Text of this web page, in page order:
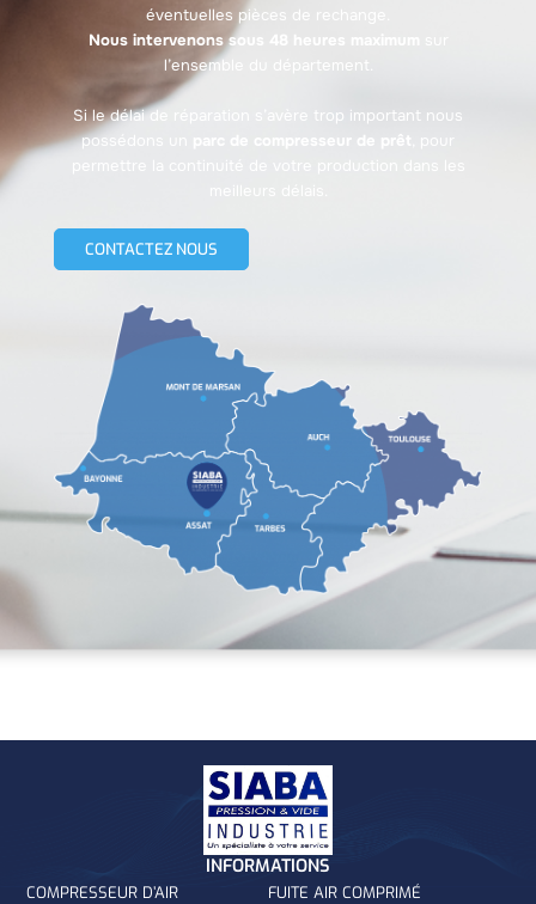
éventuelles pièces de rechange.
Nous intervenons sous 48 heures maximum
l’ensemble du département.
Si le délai de réparation s’avère trop important nous
possédons un
parc de compresseur de prêt , pour
CONTACTEZ NOUS
INFORMATIONS
COMPRESSEUR D’AIR
FUITE AIR COMPRIMÉ